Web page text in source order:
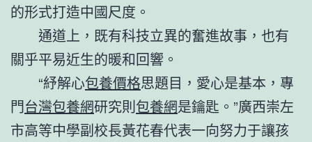
的形式打造中國尺度。
通道上，既有科技立異的奮進故事，也有
關乎平易近生的暖和回響。
“紓解心包養價格思題目，愛心是基本，專
門台灣包養網研究則包養網是鑰匙。”廣西崇左
市高等中學副校長黃花春代表一向努力于讓孩